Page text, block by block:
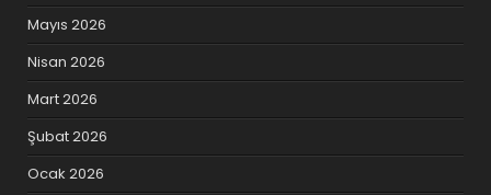
Mayıs 2026
Nisan 2026
Mart 2026
Şubat 2026
Ocak 2026